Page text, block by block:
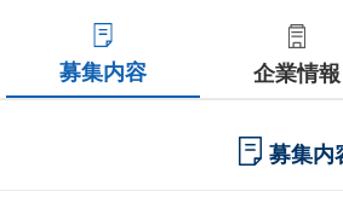
募集内容 企業情報
募集内